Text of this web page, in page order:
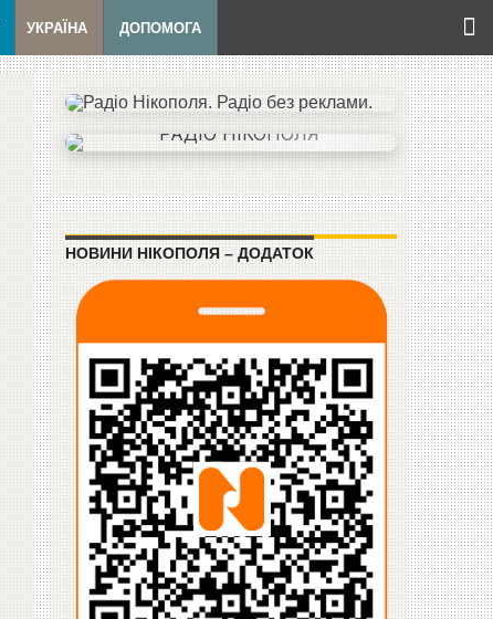
УКРАЇНА ДОПОМОГА
НОВИНИ НІКОПОЛЯ – ДОДАТОК